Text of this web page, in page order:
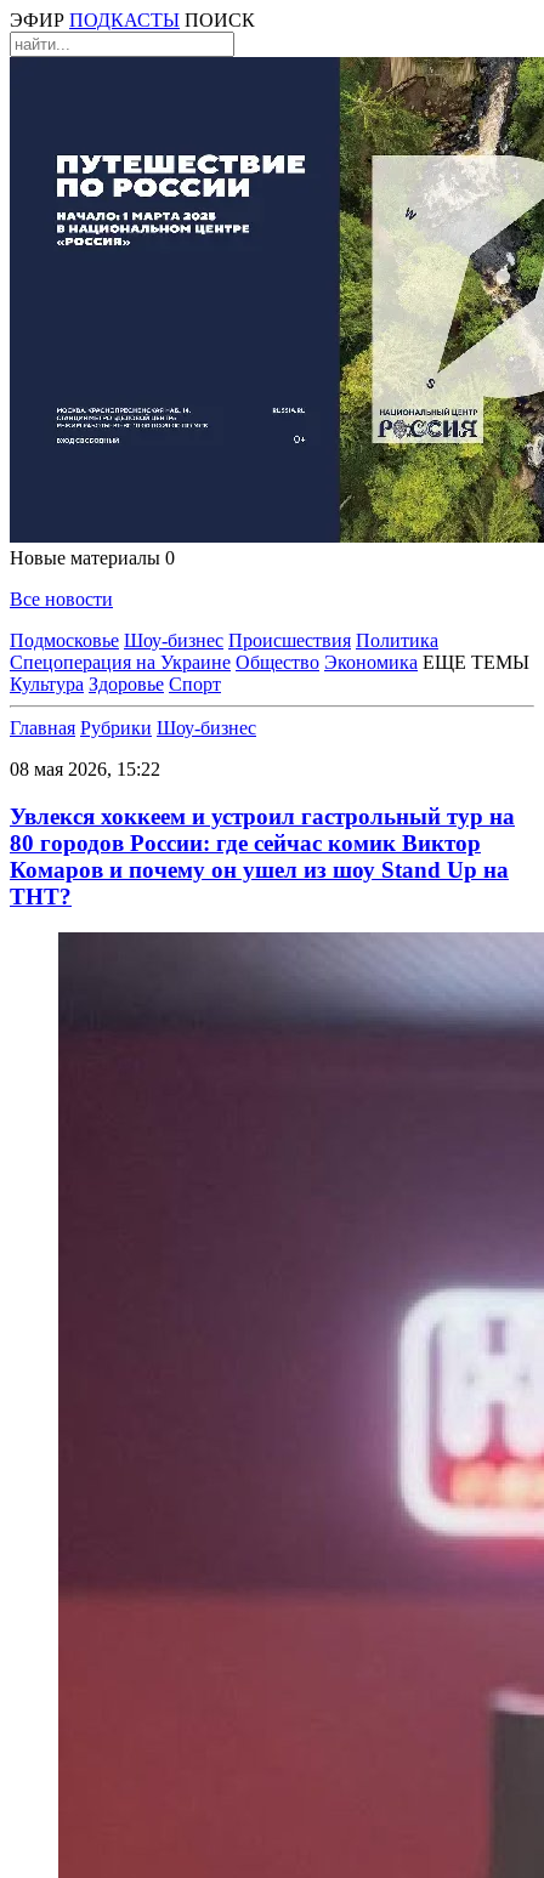
ЭФИР ПОДКАСТЫ ПОИСК
Новые материалы 0
Все новости
Подмосковье Шоу-бизнес Происшествия Политика
Спецоперация на Украине Общество Экономика ЕЩЕ ТЕМЫ
Культура Здоровье Спорт
Главная Рубрики Шоу-бизнес
08 мая 2026, 15:22
Увлекся хоккеем и устроил гастрольный тур на
80 городов России: где сейчас комик Виктор
Комаров и почему он ушел из шоу Stand Up на
ТНТ?